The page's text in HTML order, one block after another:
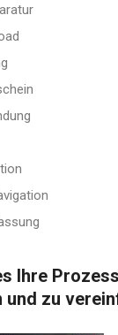
Ihre
und zu